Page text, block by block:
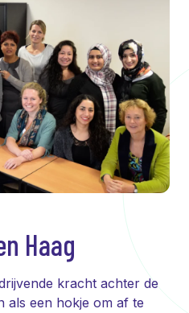
Haag
kracht achter de
als een hokje om af te